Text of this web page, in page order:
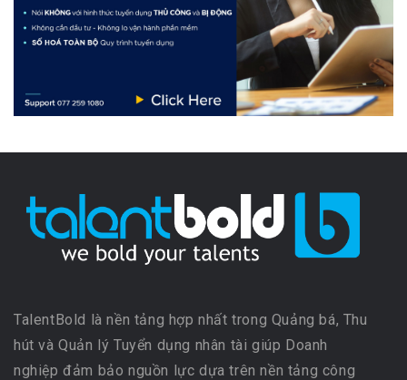
TalentBold là nền tảng hợp nhất trong Quảng bá, Thu
hút và Quản lý Tuyển dụng nhân tài giúp Doanh
nghiệp đảm bảo nguồn lực dựa trên nền tảng công